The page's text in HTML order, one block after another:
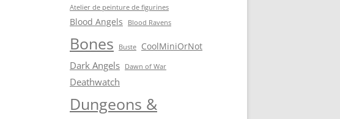
Atelier de peinture de figurines
Blood Angels Blood Ravens
Bones Buste CoolMiniOrNot
Dark Angels Dawn of War
Deathwatch
Dungeons &